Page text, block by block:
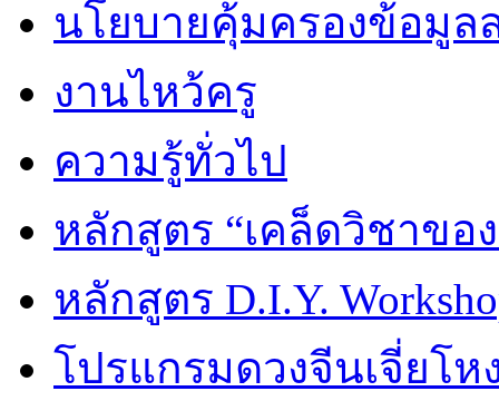
นโยบายคุ้มครองข้อมูล
งานไหว้ครู
ความรู้ทั่วไป
หลักสูตร “เคล็ดวิชาขอ
หลักสูตร D.I.Y.
โปรแกรมดวงจีนเจี่ยโห